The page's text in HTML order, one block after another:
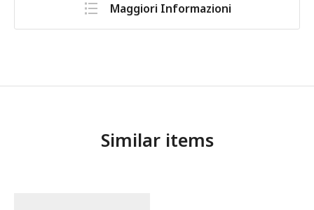
Maggiori Informazioni
Similar items